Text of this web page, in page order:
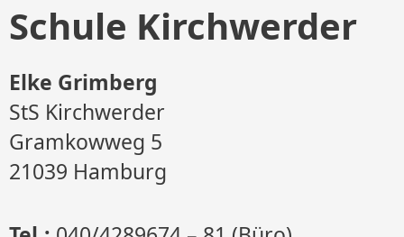
Schule Kirchwerder
Elke Grimberg
StS Kirchwerder
Gramkowweg 5
21039 Hamburg